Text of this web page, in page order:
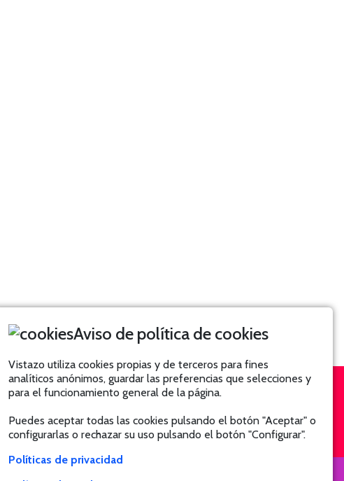
Aviso de política de cookies
Vistazo utiliza cookies propias y de terceros para fines
analíticos anónimos, guardar las preferencias que selecciones y
para el funcionamiento general de la página.
Puedes aceptar todas las cookies pulsando el botón "Aceptar" o
configurarlas o rechazar su uso pulsando el botón "Configurar".
Políticas de privacidad